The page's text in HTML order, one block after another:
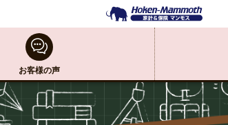
お客様の声